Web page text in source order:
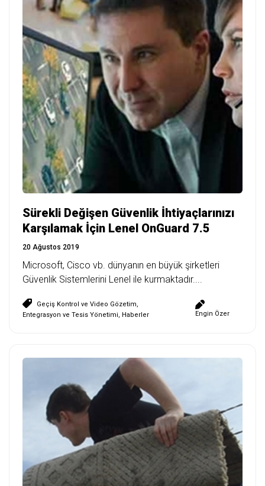
Sürekli Değişen Güvenlik İhtiyaçlarınızı
Karşılamak İçin Lenel OnGuard 7.5
20 Ağustos 2019
Microsoft, Cisco vb. dünyanın en büyük şirketleri
Güvenlik Sistemlerini Lenel ile kurmaktadır....
Geçiş Kontrol ve Video Gözetim
Entegrasyon ve Tesis Yönetimi
Haberler Engin Özer